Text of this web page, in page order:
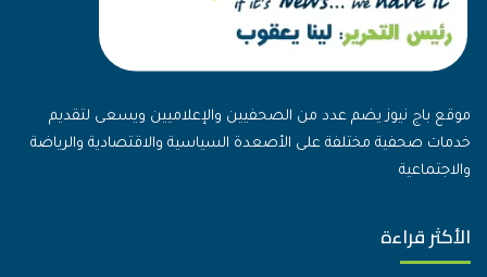
موقع باج نيوز يضم عدد من الصحفيين والإعلاميين ويسعى لتقديم
خدمات صحفية مختلفة على الأصعدة السياسية والاقتصادية والرياضة
والاجتماعية
الأكثر قراءة